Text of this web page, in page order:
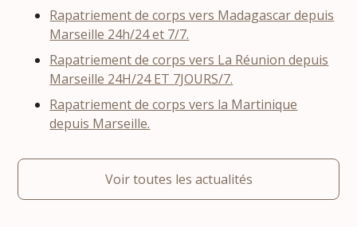
Rapatriement de corps vers Madagascar depuis
Marseille 24h/24 et 7/7.
Rapatriement de corps vers La Réunion depuis
Marseille 24H/24 ET 7JOURS/7.
Rapatriement de corps vers la Martinique
depuis Marseille.
Voir toutes les actualités